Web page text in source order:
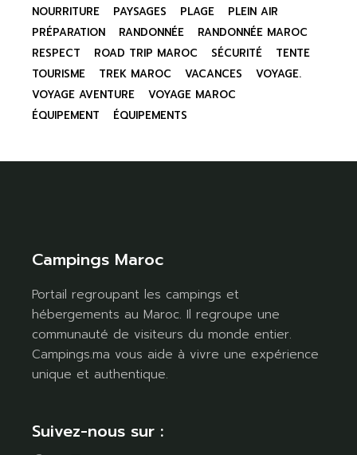
NOURRITURE
PAYSAGES PLAGE
PLEIN AIR
PRÉPARATION
RANDONNÉE
RANDONNÉE MAROC
RESPECT
ROAD TRIP MAROC SÉCURITÉ
TENTE
TOURISME
TREK MAROC VACANCES
VOYAGE.
VOYAGE AVENTURE
VOYAGE MAROC
ÉQUIPEMENT
ÉQUIPEMENTS
Campings Maroc
Portail regroupant les campings et
hébergements au Maroc. Il regroupe une
communauté de visiteurs du monde entier.
Campings.ma vous aide à vivre une expérience
unique et authentique.
Suivez-nous sur :